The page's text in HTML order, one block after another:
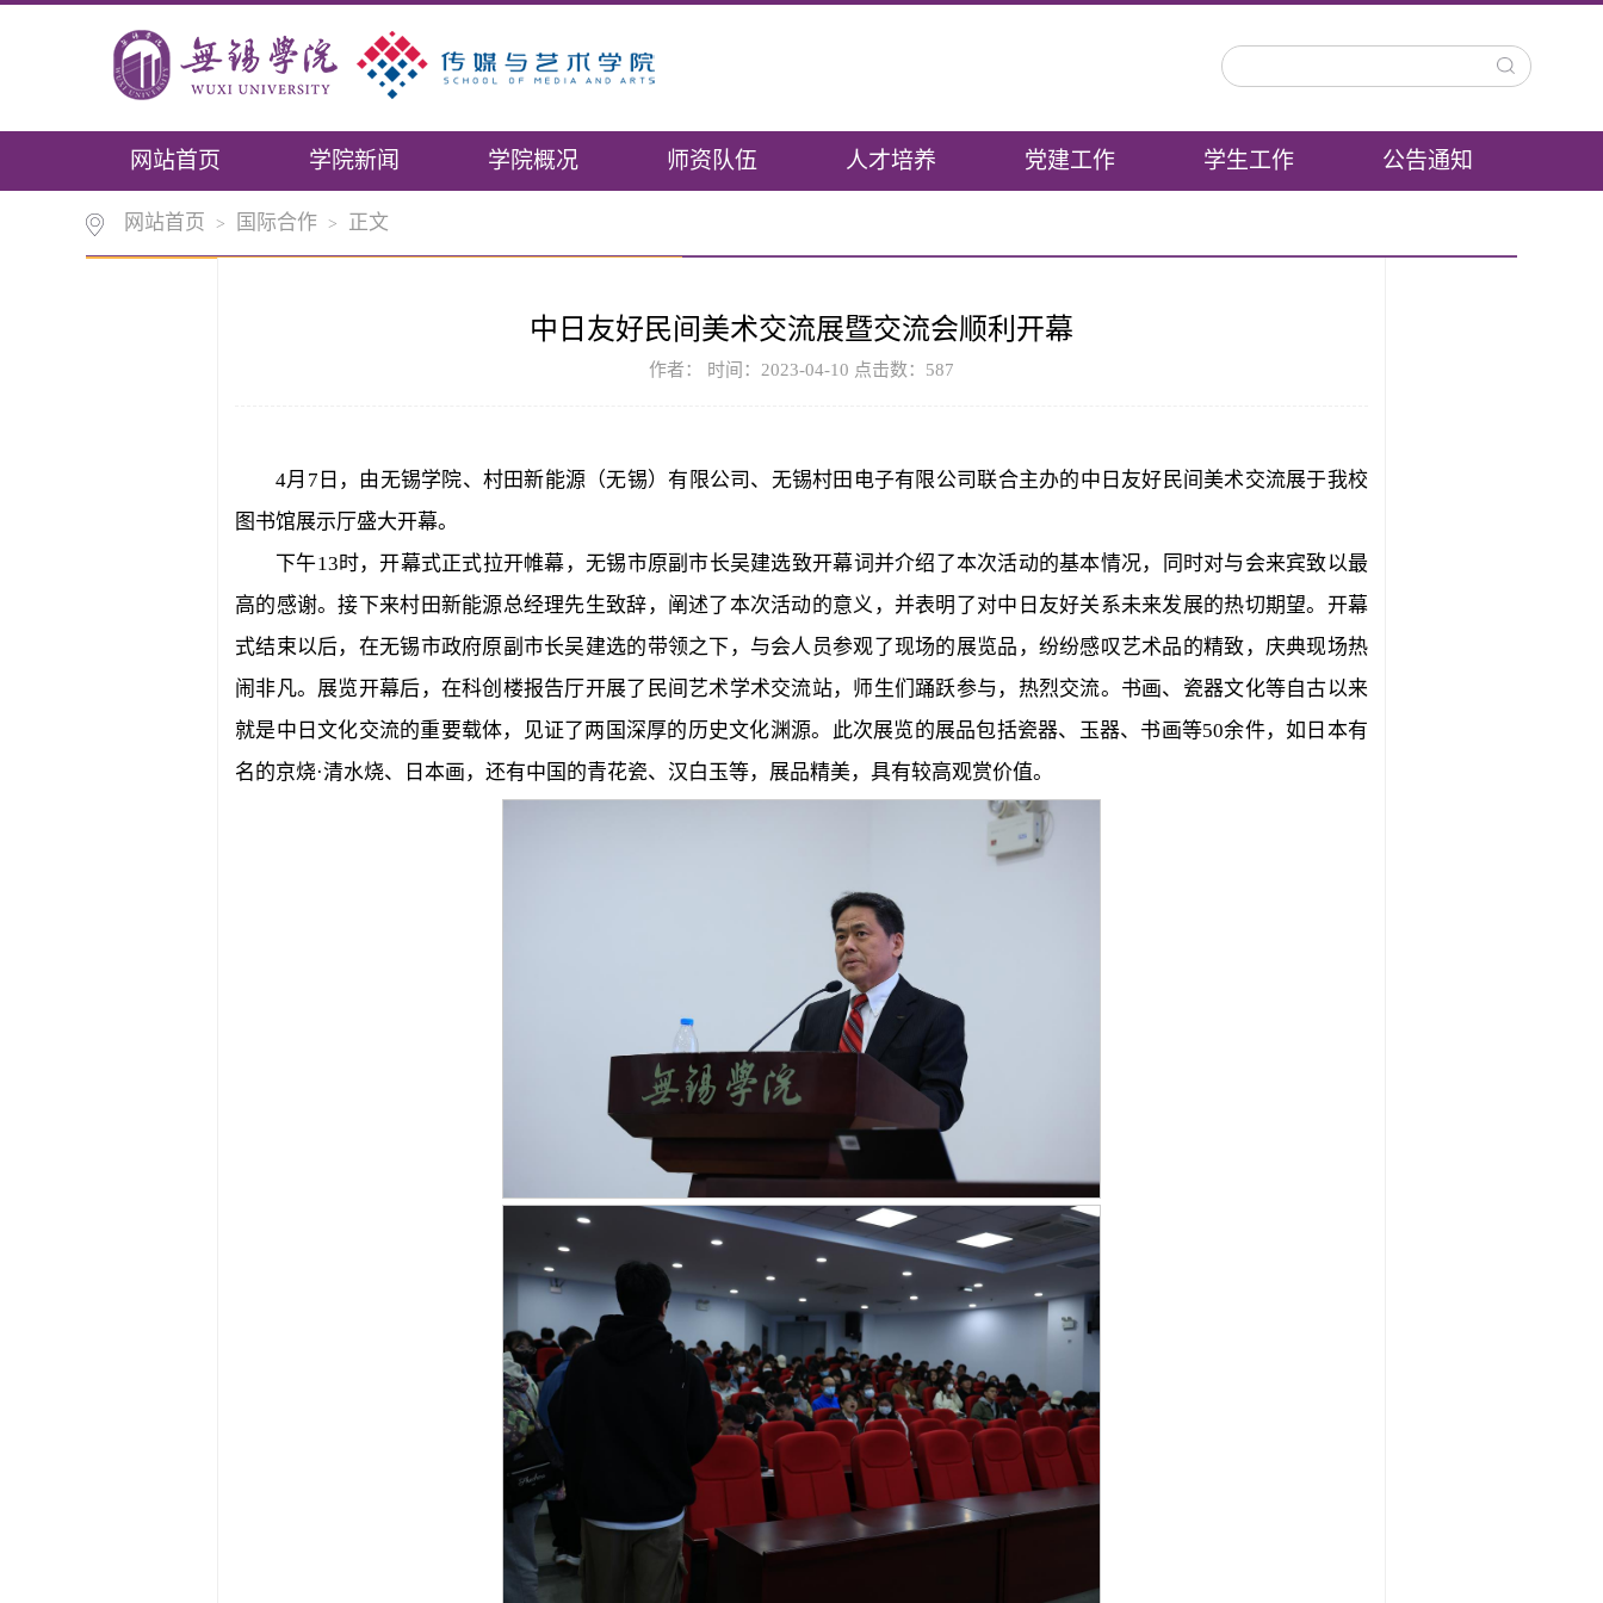
网站首页 学院新闻 学院概况 师资队伍 人才培养 党建工作 学生工作 公告通知
网站首页 > 国际合作 > 正文
中日友好民间美术交流展暨交流会顺利开幕
作者： 时间：2023-04-10 点击数： 587
4月7日，由无锡学院、村田新能源（无锡）有限公司、无锡村田电子有限公司联合主办的中日友好民间美术交流展于我校
图书馆展示厅盛大开幕。
下午13时，开幕式正式拉开帷幕，无锡市原副市长吴建选致开幕词并介绍了本次活动的基本情况，同时对与会来宾致以最
高的感谢。接下来村田新能源总经理先生致辞，阐述了本次活动的意义，并表明了对中日友好关系未来发展的热切期望。开幕
式结束以后，在无锡市政府原副市长吴建选的带领之下，与会人员参观了现场的展览品，纷纷感叹艺术品的精致，庆典现场热
闹非凡。展览开幕后，在科创楼报告厅开展了民间艺术学术交流站，师生们踊跃参与，热烈交流。书画、瓷器文化等自古以来
就是中日文化交流的重要载体，见证了两国深厚的历史文化渊源。此次展览的展品包括瓷器、玉器、书画等50余件，如日本有
名的京烧·清水烧、日本画，还有中国的青花瓷、汉白玉等，展品精美，具有较高观赏价值。